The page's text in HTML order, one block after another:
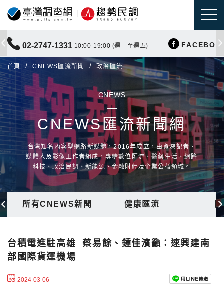
02-2747-1331 10:00-19:00 (週一至週五)
首頁 CNEWS匯流新聞 政治匯流
CNEWS
CNEWS匯流新聞網
台灣知名內容型網路新媒體，2016年成立，由資深記者、
媒體人及影像工作者組成，專精數位匯流、醫藥生活、網路
科技、政治民調、新能源、金融財經及企業公益領域。
所有CNEWS新聞 健康匯流
台積電進駐高雄 蔡易餘、鍾佳濱籲：速興建南
部國際貨運機場
2024-03-06